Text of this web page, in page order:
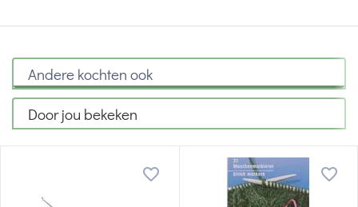
Andere kochten ook
Door jou bekeken